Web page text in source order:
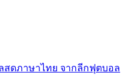
ลสดภาษาไทย จากลีกฟุตบอล